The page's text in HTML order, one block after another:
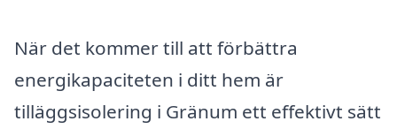
När det kommer till att förbättra
energikapaciteten i ditt hem är
tilläggsisolering i Gränum ett effektivt sätt